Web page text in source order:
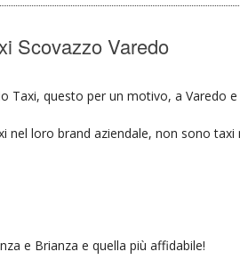
Scovazzo Varedo
Taxi, questo per un motivo, a Varedo
loro brand aziendale, non sono taxi
e Brianza e quella più affidabile!